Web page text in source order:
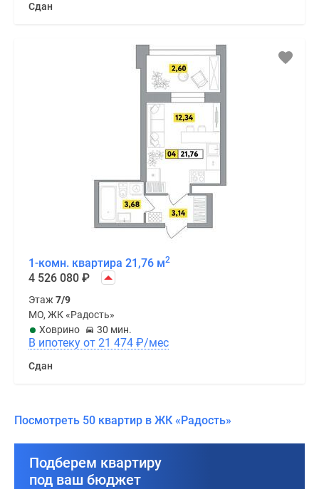
Сдан
1-комн. квартира 21,76 м2
4 526 080 ₽
Этаж 7/9
МО, ЖК «Радость»
Ховрино
30 мин.
В ипотеку от 21 474 ₽/мес
Сдан
Посмотреть 50 квартир в ЖК «Радость»
Подберем квартиру
под ваш бюджет